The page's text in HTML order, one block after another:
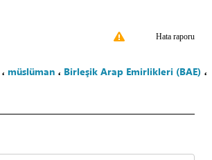
Hata raporu
، müslüman ، Birleşik Arap Emirlikleri (BAE) ،